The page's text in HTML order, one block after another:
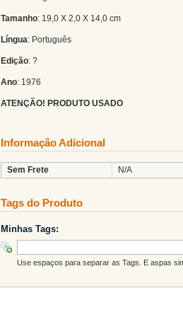
Tamanho: 19,0 X 2,0 X 14,0 cm
Língua: Português
Edição: ?
Ano: 1976
ATENÇÃO! PRODUTO USADO
Informação Adicional
Sem Frete N/A
Tags do Produto
Minhas Tags:
Use espaços para separar as Tags. E aspas